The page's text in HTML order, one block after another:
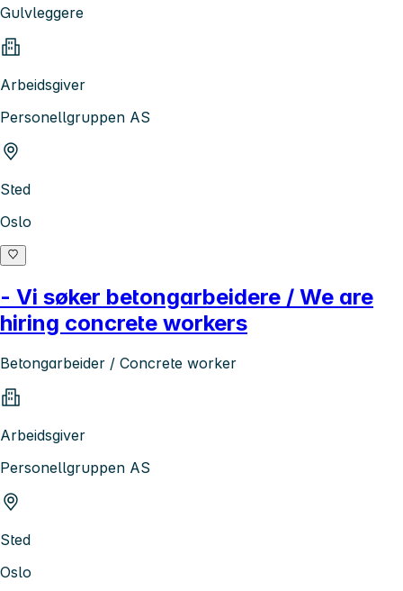
Gulvleggere
Arbeidsgiver
Personellgruppen AS
Sted
Oslo
- Vi søker betongarbeidere / We are
hiring concrete workers
Betongarbeider / Concrete worker
Arbeidsgiver
Personellgruppen AS
Sted
Oslo